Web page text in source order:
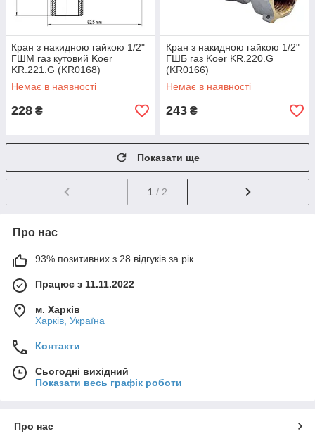
Кран з накидною гайкою 1/2"
ГШМ газ кутовий Koer
KR.221.G (KR0168)
Немає в наявності
228 ₴
Кран з накидною гайкою 1/2"
ГШБ газ Koer KR.220.G
(KR0166)
Немає в наявності
243 ₴
Показати ще
1 / 2
Про нас
93% позитивних з 28 відгуків за рік
Працює з 11.11.2022
м. Харків
Харків, Україна
Контакти
Сьогодні вихідний
Показати весь графік роботи
Про нас